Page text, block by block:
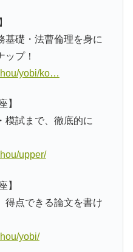
基礎・法曹倫理を身に
プ！
yobi/ko…
】
模試まで、徹底的に
upper/
】
得点できる論文を書け
yobi/